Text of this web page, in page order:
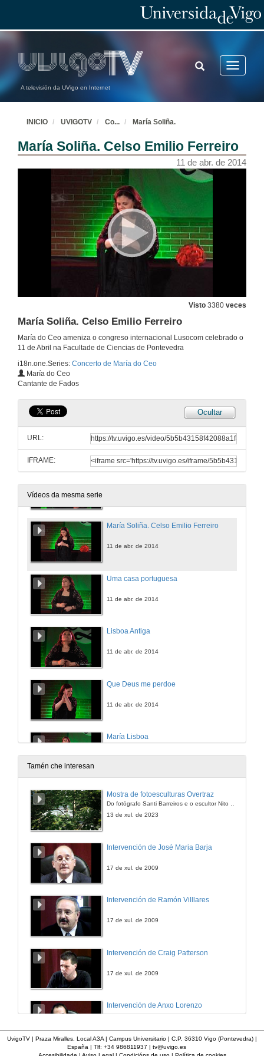
A televisión da UVigo en Internet
Toggle
TOGGLE
SEARCH
INICIO UVIGOTV Co... María Soliña.
María Soliña. Celso Emilio Ferreiro
11 de abr. de 2014
Visto 3380 veces
María Soliña. Celso Emilio Ferreiro
María do Ceo ameniza o congreso internacional Lusocom celebrado o
11 de Abril na Facultade de Ciencias de Pontevedra
i18n.one.Series: Concerto de María do Ceo
María do Ceo
Cantante de Fados
Ocultar
URL:
IFRAME:
Vídeos da mesma serie
María do Ceo. Concierto Congreso Internacional Lusocom
11 de abr. de 2014
Interpretación musical. Poema Luís de Camões
María Soliña. Celso Emilio Ferreiro
11 de abr. de 2014
Uma casa portuguesa
11 de abr. de 2014
Lisboa Antiga
11 de abr. de 2014
Que Deus me perdoe
11 de abr. de 2014
María Lisboa
11 de abr. de 2014
Negra Sombra. Rosalía de Castro
Ave Maria no Morro
Cheira bem cheira a Lisboa
Orvalhadas orvalheiras
Laurindinha
Tamén che interesan
Mostra de fotoesculturas Overtraz
13 de xul. de 2023
Intervención de José Maria Barja
17 de xul. de 2009
Intervención de Ramón Villlares
17 de xul. de 2009
Intervención de Craig Patterson
17 de xul. de 2009
Intervención de Anxo Lorenzo
UvigoTV | Praza Miralles. Local A3A | Campus Universitario | C.P. 36310 Vigo (Pontevedra) |
España | Tlf: +34 986811937 | tv@uvigo.es